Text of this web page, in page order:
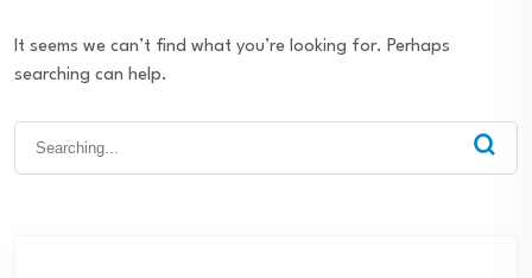
It seems we can’t find what you’re looking for. Perhaps
searching can help.